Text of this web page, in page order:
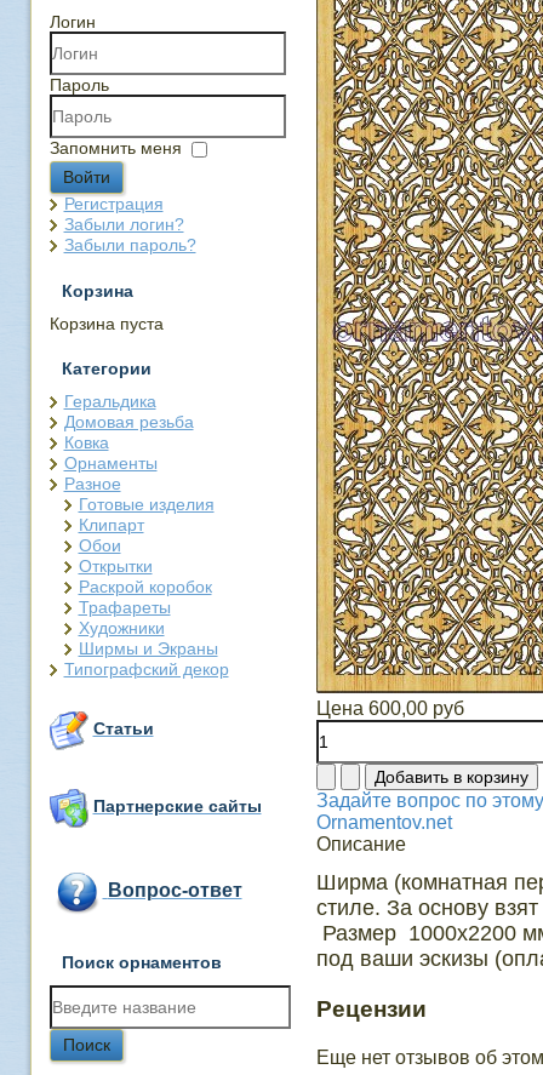
Логин
Пароль
Запомнить меня
Войти
Регистрация
Забыли логин?
Забыли пароль?
Корзина
Корзина пуста
Категории
Геральдика
Домовая резьба
Ковка
Орнаменты
Разное
Готовые изделия
Клипарт
Обои
Открытки
Раскрой коробок
Трафареты
Художники
Ширмы и Экраны
Типографский декор
Статьи
Партнерские сайты
Вопрос-ответ
Поиск орнаментов
Цена 600,00 руб
Задайте вопрос по
Ornamentov.net
Описание
Ширма (комнатная
стиле. За основу взят
Размер 1000х2200
под ваши эскизы
Рецензии
Еще нет отзывов об